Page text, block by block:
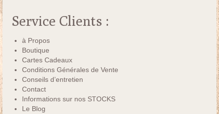
Service Clients :
à Propos
Boutique
Cartes Cadeaux
Conditions Générales de Vente
Conseils d’entretien
Contact
Informations sur nos STOCKS
Le Blog